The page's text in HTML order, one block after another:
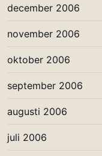
december 2006
november 2006
oktober 2006
september 2006
augusti 2006
juli 2006